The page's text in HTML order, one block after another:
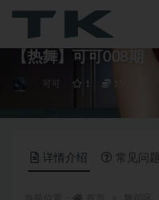
【热舞】可可008期
可可 1 15
详情介绍 常见问题